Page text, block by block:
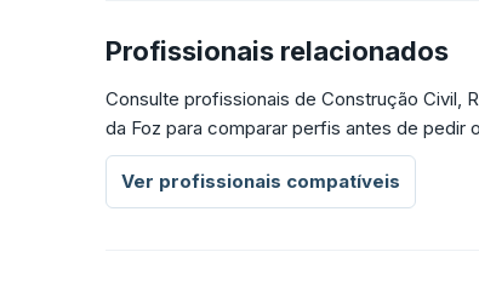
Profissionais relacionados
Consulte profissionais de Construção Civil,
da Foz para comparar perfis antes de pedir
Ver profissionais compatíveis